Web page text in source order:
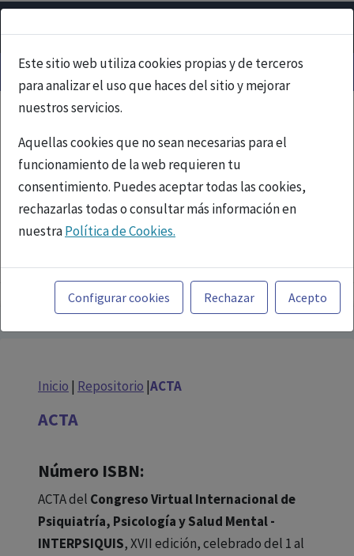
Este sitio web utiliza cookies propias y de terceros
para analizar el uso que haces del sitio y mejorar
nuestros servicios.
Aquellas cookies que no sean necesarias para el
funcionamiento de la web requieren tu
consentimiento. Puedes aceptar todas las cookies,
rechazarlas todas o consultar más información en
nuestraPolítica de Cookies.
Toda la información incluida en la Página Web está
referida a productos del mercado español y, por
tanto, dirigida a profesionales sanitarios legalmente
facultados para prescribir o dispensar medicamentos
fármacos se facilita a título meramente informativo,
siendo responsabilidad de los profesionales
facultados prescribir medicamentos y decidir, en cada
necesidades del paciente.
Configurar cookies Rechazar Acepto
Inicio | Repositorio |ACTA
ACTA
Número ISBN:
ACTA del Congreso Virtual Internacional de
Psiquiatría, Psicología y Salud Mental -
INTERPSIQUIS, XVII edición, celebrado del 1 al